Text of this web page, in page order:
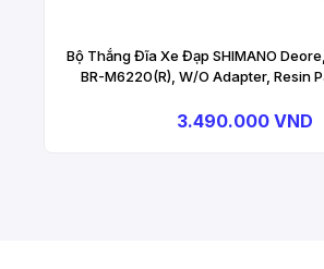
Bộ Thắng Đĩa Xe Đạp SHIMANO
BR-M6220(R), W/O Adapter, Resin
3.490.000 VND